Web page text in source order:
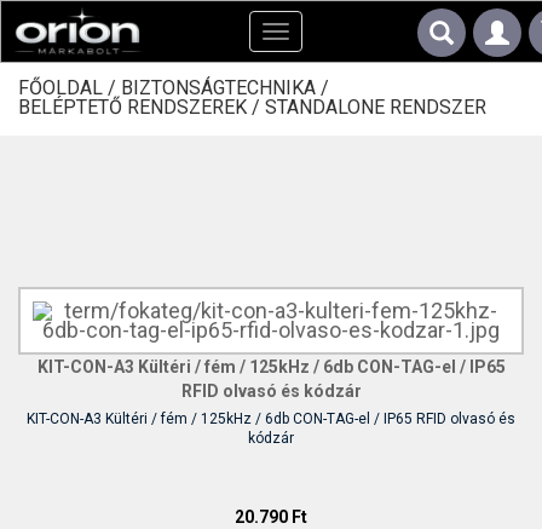
Toggle
navigation
FŐOLDAL / BIZTONSÁGTECHNIKA /
BELÉPTETŐ RENDSZEREK / STANDALONE RENDSZER
KIT-CON-A3 Kültéri / fém / 125kHz / 6db CON-TAG-el / IP65
RFID olvasó és kódzár
KIT-CON-A3 Kültéri / fém / 125kHz / 6db CON-TAG-el / IP65 RFID olvasó és
kódzár
20.790 Ft